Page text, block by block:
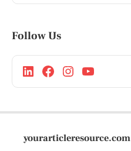
Follow Us
yourarticleresource.com